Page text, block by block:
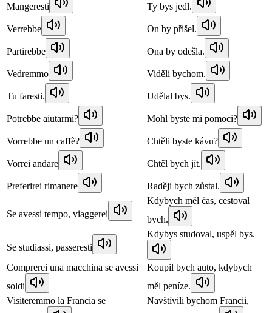
Mangeresti Ty bys jedl.
Verrebbe On by přišel.
Partirebbe Ona by odešla.
Vedremmo Viděli bychom.
Tu faresti. Udělal bys.
Potrebbe aiutarmi? Mohl byste mi pomoci?
Vorrebbe un caffè? Chtěli byste kávu?
Vorrei andare Chtěl bych jít.
Preferirei rimanere Raději bych zůstal.
Se avessi tempo, viaggerei
Kdybych měl čas, cestoval
bych.
Se studiassi, passeresti
Kdybys studoval, uspěl bys.
Comprerei una macchina se avessi
soldi
Koupil bych auto, kdybych
měl peníze.
Visiteremmo la Francia se
Navštívili bychom Francii,